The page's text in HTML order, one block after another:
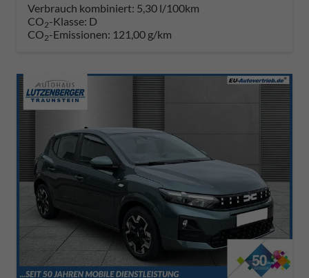
Verbrauch kombiniert: 5,30 l/100km
CO2-Klasse: D
CO2-Emissionen: 121,00 g/km